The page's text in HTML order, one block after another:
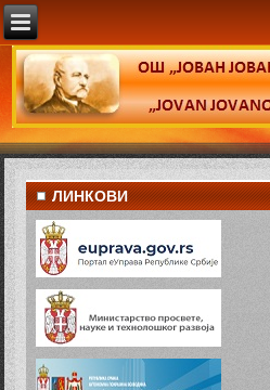
ЛИНКОВИ